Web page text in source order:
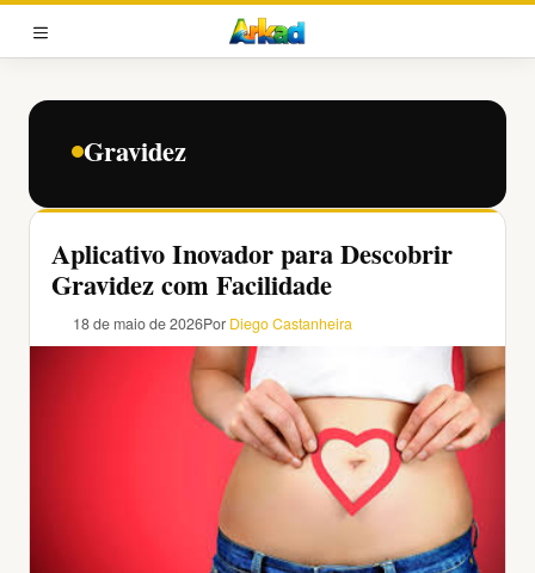
Pular
para
conteúdo
MENU
Gravidez
Aplicativo Inovador para Descobrir
Gravidez com Facilidade
18 de maio de 2026Por Diego Castanheira